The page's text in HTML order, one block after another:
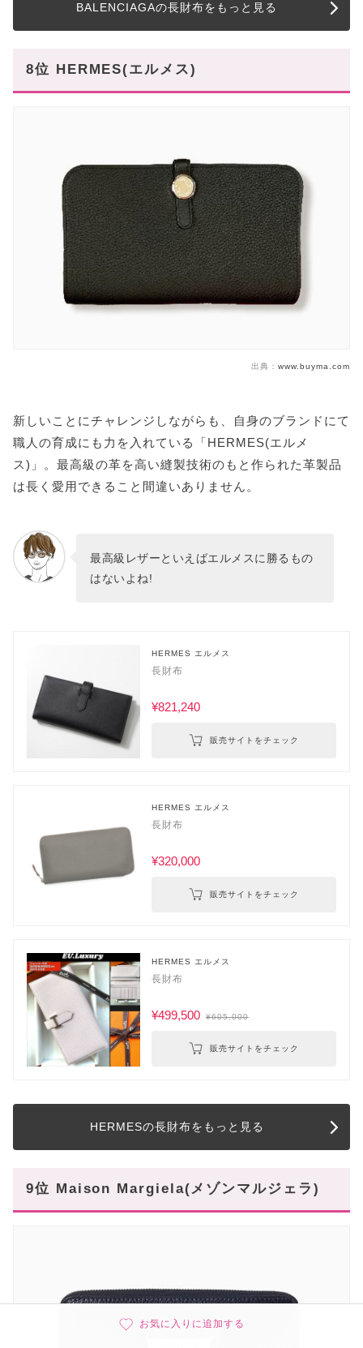
BALENCIAGAの長財布をもっと見る
8位 HERMES(エルメス)
出典： www.buyma.com
新しいことにチャレンジしながらも、自身のブランドにて
職人の育成にも力を入れている「HERMES(エルメ
ス)」。最高級の革を高い縫製技術のもと作られた革製品
は長く愛用できること間違いありません。
最高級レザーといえばエルメスに勝るもの
はないよね!
HERMES エルメス
長財布
¥821,240
販売サイトをチェック
HERMES エルメス
長財布
¥320,000
販売サイトをチェック
HERMES エルメス
長財布
¥499,500 ¥605,000
販売サイトをチェック
HERMESの長財布をもっと見る
9位 Maison Margiela(メゾンマルジェラ)
お気に入りに追加する